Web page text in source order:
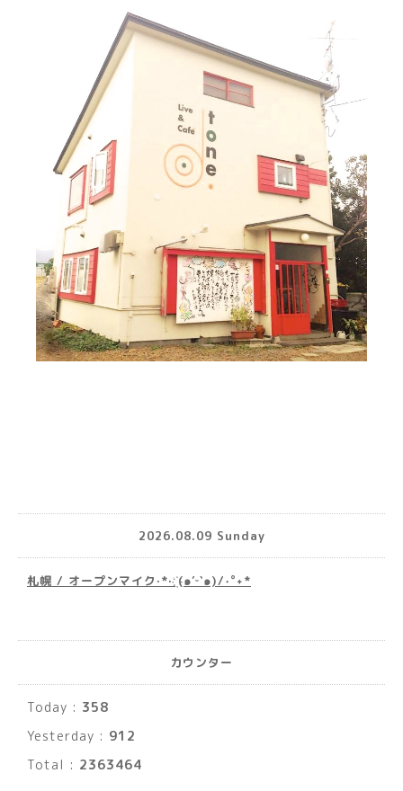
2026.08.09 Sunday
札幌 / オープンマイク·*· ҉(๑′ᵕ‵๑)/‧˚︎˖*
カウンター
Today : 358
Yesterday : 912
Total : 2363464